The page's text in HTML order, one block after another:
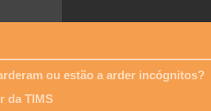
ou estão a arder incógnitos?
da TIMS